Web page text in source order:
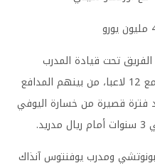
2017 ثورة داخل الفريق تحت قيادة المدرب
فينتشينزو مونتيلا، حيث تم التوقيع مع 12 لاعبا، من بينهم المدافع
فترة قصيرة من خسارة اليوفي
ومدرب يوفنتوس آنذاك